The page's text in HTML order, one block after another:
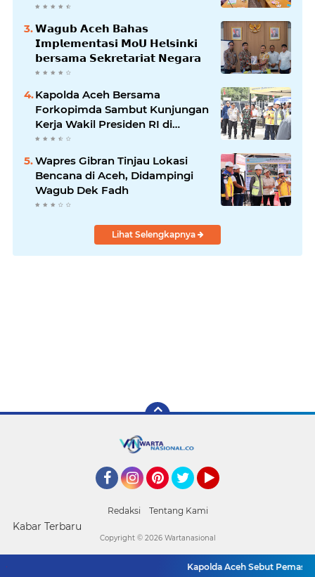
𝗪𝗮𝗴𝘂𝗯 𝗔𝗰𝗲𝗵 𝗕𝗮𝗵𝗮𝘀
𝗜𝗺𝗽𝗹𝗲𝗺𝗲𝗻𝘁𝗮𝘀𝗶 𝗠𝗼𝗨 𝗛𝗲𝗹𝘀𝗶𝗻𝗸𝗶
𝗯𝗲𝗿𝘀𝗮𝗺𝗮 𝗦𝗲𝗸𝗿𝗲𝘁𝗮𝗿𝗶𝗮𝘁 𝗡𝗲𝗴𝗮𝗿𝗮
Kapolda Aceh Bersama
Forkopimda Sambut Kunjungan
Kerja Wakil Presiden RI di
Kabupaten Bireuen
Wapres Gibran Tinjau Lokasi
Bencana di Aceh, Didampingi
Wagub Dek Fadh
Lihat Selengkapnya
Redaksi Tentang Kami
Kabar Terbaru
Kapolda Aceh Sebut Pemasok
Copyright © 2026 Wartanasional